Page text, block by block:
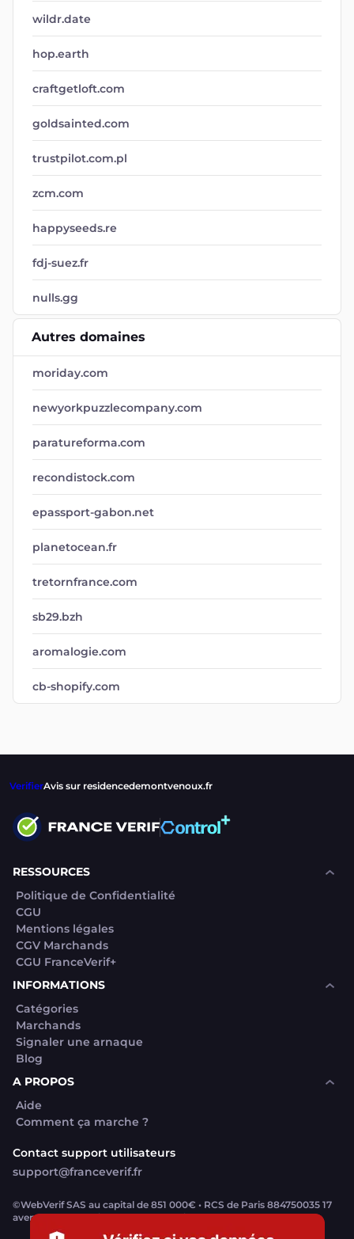
wildr.date
hop.earth
craftgetloft.com
goldsainted.com
trustpilot.com.pl
zcm.com
happyseeds.re
fdj-suez.fr
nulls.gg
Autres domaines
moriday.com
newyorkpuzzlecompany.com
paratureforma.com
recondistock.com
epassport-gabon.net
planetocean.fr
tretornfrance.com
sb29.bzh
aromalogie.com
cb-shopify.com
VerifierAvis sur residencedemontvenoux.fr
RESSOURCES
Politique de Confidentialité
CGU
Mentions légales
CGV Marchands
CGU FranceVerif+
INFORMATIONS
Catégories
Marchands
Signaler une arnaque
Blog
A PROPOS
Aide
Comment ça marche ?
Contact support utilisateurs
support@franceverif.fr
©WebVerif SAS au capital de 851 000€ • RCS de Paris 884750035 17
avenue Jean Moulin, 93100 Montreuil, France